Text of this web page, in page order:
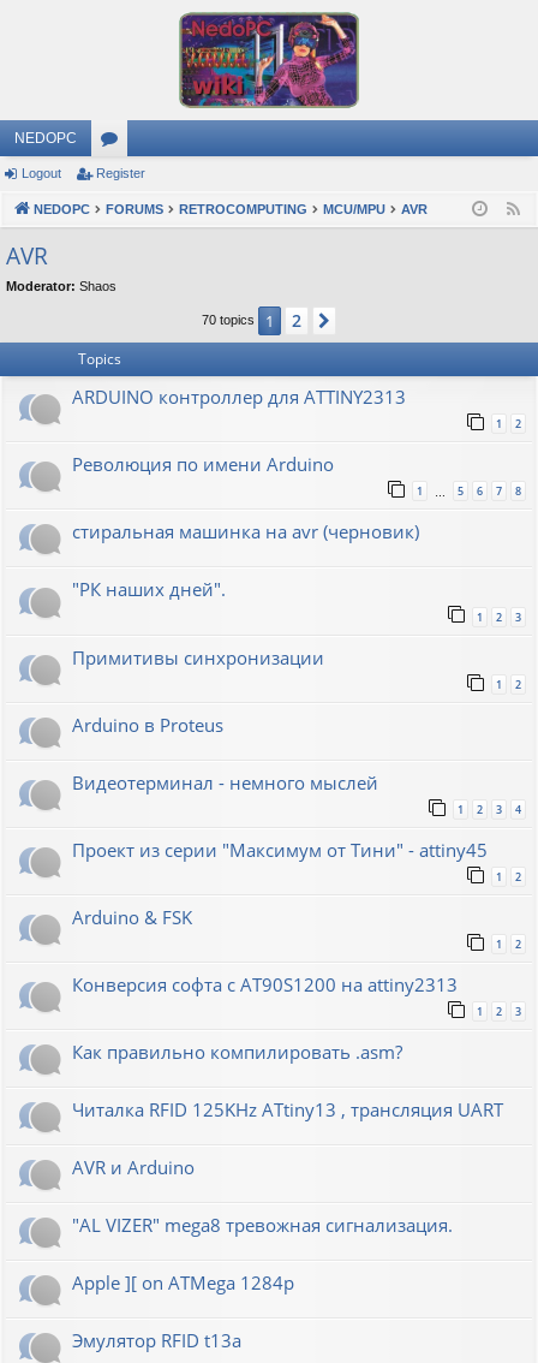
NEDOPC
or
u
s
Logout Register
NEDOPC FORUMS RETROCOMPUTING MCU/MPU AVR
AVR
Moderator: Shaos
70 topics 1 2
Topics
ARDUINO контроллер для ATTINY2313
1 2
Революция по имени Arduino
1 … 5 6 7 8
стиральная машинка на avr (черновик)
"РК наших дней".
1 2 3
Примитивы синхронизации
1 2
Arduino в Proteus
Видеотерминал - немного мыслей
1 2 3 4
Проект из серии "Максимум от Тини" - attiny45
1 2
Arduino & FSK
1 2
Конверсия софта с AT90S1200 на attiny2313
1 2 3
Как правильно компилировать .asm?
Читалка RFID 125KHz ATtiny13 , трансляция UART
AVR и Arduino
"AL VIZER" mega8 тревожная сигнализация.
Apple ][ on ATMega 1284p
Эмулятор RFID t13a